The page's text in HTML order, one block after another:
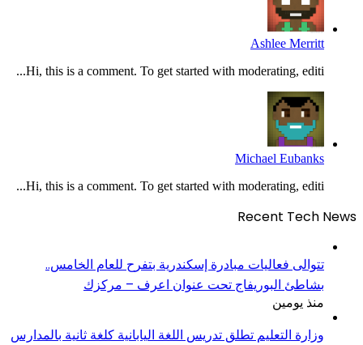
Ashlee Merritt
Hi, this is a comment. To get started with moderating, editi...
Michael Eubanks
Hi, this is a comment. To get started with moderating, editi...
Recent Tech News
تتوالى فعاليات مبادرة إسكندرية بتفرح للعام الخامس..
بشاطئ البوريفاج تحت عنوان اعرف – مركزك
منذ يومين
وزارة التعليم تطلق تدريس اللغة اليابانية كلغة ثانية بالمدارس